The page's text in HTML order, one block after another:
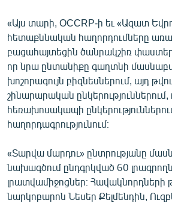
«Այս տարի, OCCRP-ի եւ «Ազատ
հետաքննական հաղորդումները
բացահայտեցին ծանրակշիռ փաստեր,
որ նրա ընտանիքը գաղտնի
խոշորագույն բիզնեսներում, այդ
շինարարական ընկերություններում,
հեռախոսակապի
հաղորդագրությունում։
«Տարվա մարդու» ընտրությանը
նախագծում ընդգրկված 60
լրատվամիջոցներ։ Հավակնորդների
նարկոբարոն Նեսեր Քելմենդին,